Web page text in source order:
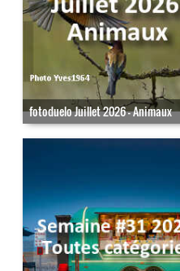
fotoduelo Juillet 2026 - Animaux